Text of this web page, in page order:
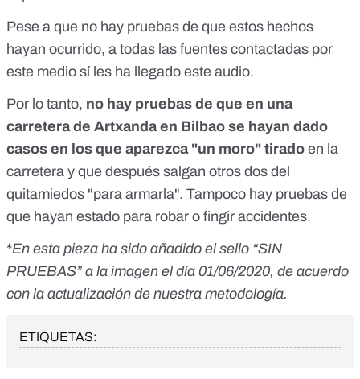
Pese a que no hay pruebas de que estos hechos
hayan ocurrido, a todas las fuentes contactadas por
este medio sí les ha llegado este audio.
Por lo tanto, no hay pruebas de que en una
carretera de Artxanda en Bilbao se hayan dado
casos en los que aparezca "un moro" tirado en la
carretera y que después salgan otros dos del
quitamiedos "para armarla". Tampoco hay pruebas de
que hayan estado para robar o fingir accidentes.
*En esta pieza ha sido añadido el sello “SIN
PRUEBAS” a la imagen el día 01/06/2020, de acuerdo
con la actualización de nuestra metodología.
ETIQUETAS: